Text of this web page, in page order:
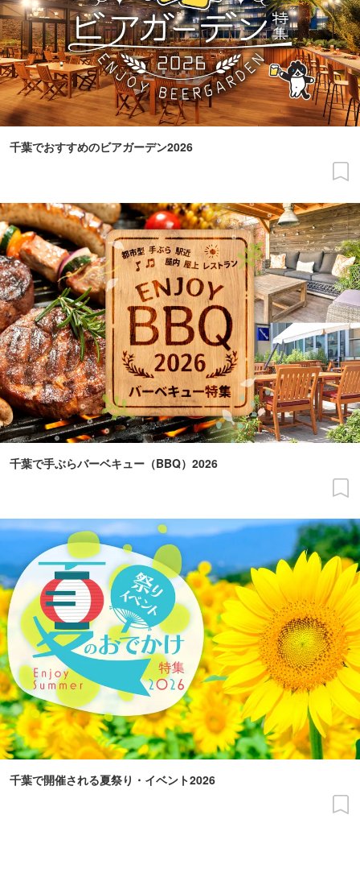
千葉でおすすめのビアガーデン2026
千葉で手ぶらバーベキュー（BBQ）2026
千葉で開催される夏祭り・イベント2026